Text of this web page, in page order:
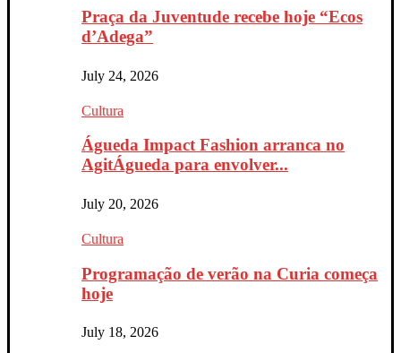
Praça da Juventude recebe hoje “Ecos
d’Adega”
July 24, 2026
Cultura
Águeda Impact Fashion arranca no
AgitÁgueda para envolver...
July 20, 2026
Cultura
Programação de verão na Curia começa
hoje
July 18, 2026